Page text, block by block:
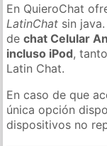
En QuieroChat
LatinChat sin
dechat Celular
incluso iPod,
Latin Chat.
En caso de que
única opción
dispositivos no